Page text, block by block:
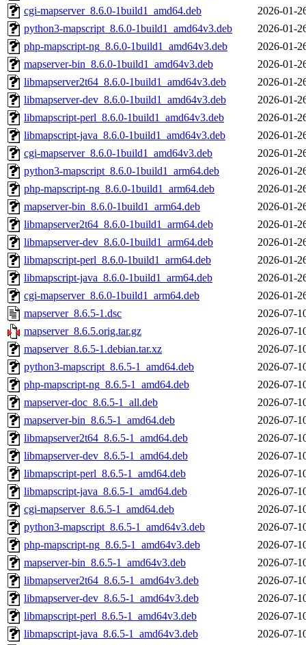
cgi-mapserver_8.6.0-1build1_amd64.deb
2026-01-
python3-mapscript_8.6.0-1build1_amd64v3.deb
2026-01-
php-mapscript-ng_8.6.0-1build1_amd64v3.deb
2026-01-
mapserver-bin_8.6.0-1build1_amd64v3.deb
2026-01-
libmapserver2t64_8.6.0-1build1_amd64v3.deb
2026-01-
libmapserver-dev_8.6.0-1build1_amd64v3.deb
2026-01-
libmapscript-perl_8.6.0-1build1_amd64v3.deb
2026-01-
libmapscript-java_8.6.0-1build1_amd64v3.deb
2026-01-
cgi-mapserver_8.6.0-1build1_amd64v3.deb
2026-01-
python3-mapscript_8.6.0-1build1_arm64.deb
2026-01-
php-mapscript-ng_8.6.0-1build1_arm64.deb
2026-01-
mapserver-bin_8.6.0-1build1_arm64.deb
2026-01-
libmapserver2t64_8.6.0-1build1_arm64.deb
2026-01-
libmapserver-dev_8.6.0-1build1_arm64.deb
2026-01-
libmapscript-perl_8.6.0-1build1_arm64.deb
2026-01-
libmapscript-java_8.6.0-1build1_arm64.deb
2026-01-
cgi-mapserver_8.6.0-1build1_arm64.deb
2026-01-
mapserver_8.6.5-1.dsc
2026-07-
mapserver_8.6.5.orig.tar.gz
2026-07-
mapserver_8.6.5-1.debian.tar.xz
2026-07-
python3-mapscript_8.6.5-1_amd64.deb
2026-07-
php-mapscript-ng_8.6.5-1_amd64.deb
2026-07-
mapserver-doc_8.6.5-1_all.deb
2026-07-
mapserver-bin_8.6.5-1_amd64.deb
2026-07-
libmapserver2t64_8.6.5-1_amd64.deb
2026-07-
libmapserver-dev_8.6.5-1_amd64.deb
2026-07-
libmapscript-perl_8.6.5-1_amd64.deb
2026-07-
libmapscript-java_8.6.5-1_amd64.deb
2026-07-
cgi-mapserver_8.6.5-1_amd64.deb
2026-07-
python3-mapscript_8.6.5-1_amd64v3.deb
2026-07-
php-mapscript-ng_8.6.5-1_amd64v3.deb
2026-07-
mapserver-bin_8.6.5-1_amd64v3.deb
2026-07-
libmapserver2t64_8.6.5-1_amd64v3.deb
2026-07-
libmapserver-dev_8.6.5-1_amd64v3.deb
2026-07-
libmapscript-perl_8.6.5-1_amd64v3.deb
2026-07-
libmapscript-java_8.6.5-1_amd64v3.deb
2026-07-